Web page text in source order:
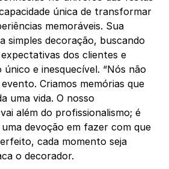
única de transformar
memoráveis. Sua
simples decoração, buscando
dos clientes e
e inesquecível. “Nós não
Criamos memórias que
uma vida. O nosso
além do profissionalismo; é
devoção em fazer com que
cada momento seja
o decorador.